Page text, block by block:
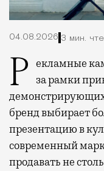
04.08.2026 3 мин.
Рекламные кампании техники редко выходят
за рамки
бренд выбирает
презентацию в
современный
продавать не